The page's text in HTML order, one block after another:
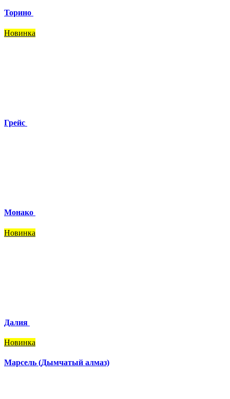
Торино
Новинка
Грейс
Монако
Новинка
Далия
Новинка
Марсель (Дымчатый алмаз)